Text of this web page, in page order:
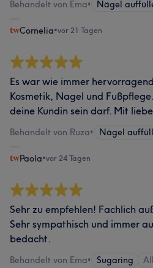
Behandelt von Ema• Nägel
Cornelia•vor 21 Tagen
Es war wie immer
Kosmetik, Nagel und
deine Kundin sein darf. Mit
Behandelt von Ruza• Nägel
Paola•vor 24 Tagen
Sehr zu empfehlen! Fachlich
Sehr sympathisch und immer
bedacht.
Behandelt von Ema• Sugaring